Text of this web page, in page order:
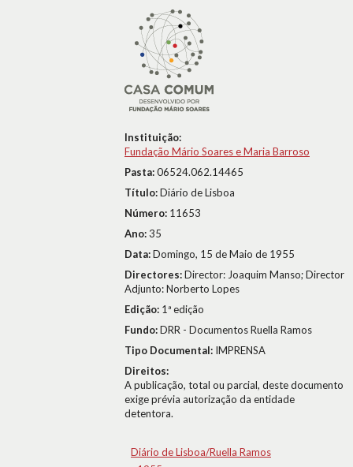
Instituição:
Fundação Mário Soares e Maria Barroso
Pasta:06524.062.14465
Título:Diário de Lisboa
Número: 11653
Ano:35
Data:Domingo, 15 de Maio de 1955
Directores:Director: Joaquim Manso; Director
Adjunto: Norberto Lopes
Edição: 1ª edição
Fundo:DRR - Documentos Ruella Ramos
Tipo Documental: IMPRENSA
Direitos:
A publicação, total ou parcial, deste documento
exige prévia autorização da entidade
detentora.
Diário de Lisboa/Ruella Ramos